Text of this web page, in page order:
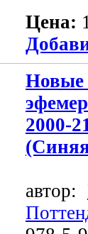
Цена:
2000-
автор: